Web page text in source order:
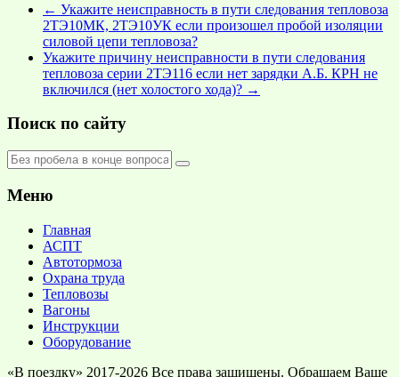
← Укажите неисправность в пути следования тепловоза
2ТЭ10МК, 2ТЭ10УК если произошел пробой изоляции
силовой цепи тепловоза?
Укажите причину неисправности в пути следования
тепловоза серии 2ТЭ116 если нет зарядки А.Б. КРН не
включился (нет холостого хода)? →
Поиск по сайту
Меню
Главная
АСПТ
Автотормоза
Охрана труда
Тепловозы
Вагоны
Инструкции
Оборудование
«В поездку» 2017-2026 Все права защищены. Обращаем Ваше